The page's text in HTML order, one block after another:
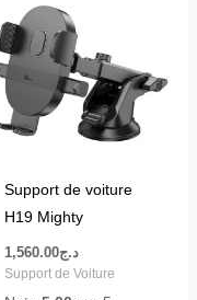
Support de voiture
H19 Mighty
د.ج1,560.00
Support de Voiture